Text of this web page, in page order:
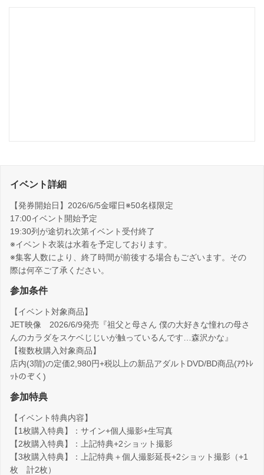
イベント詳細
【発券開始日】2026/6/5金曜日※50名様限定
17:00イベント開始予定
19:30列が途切れ次第イベント受付終了
※イベント衣装は水着を予定しております。
※集客人数により、終了時間が前後する場合もございます。その
際は何卒ご了承ください。
参加条件
【イベント対象商品】
JET映像 2026/6/9発売『祖父と母さん 僕の大好きな憧れの母さ
んのカラダをスケベじじいが触っているんです…森沢かな』
【複数枚購入対象商品】
店内(3階)の定価2,980円+税以上の新品アダルトDVD/BD商品(ｱｳﾄﾚ
ｯﾄのぞく)
参加特典
【イベント特典内容】
【1枚購入特典】：サイン+個人撮影+生写真
【2枚購入特典】：上記特典+2ショット撮影
【3枚購入特典】：上記特典＋個人撮影延長+2ショット撮影（+1
枚 計2枚）